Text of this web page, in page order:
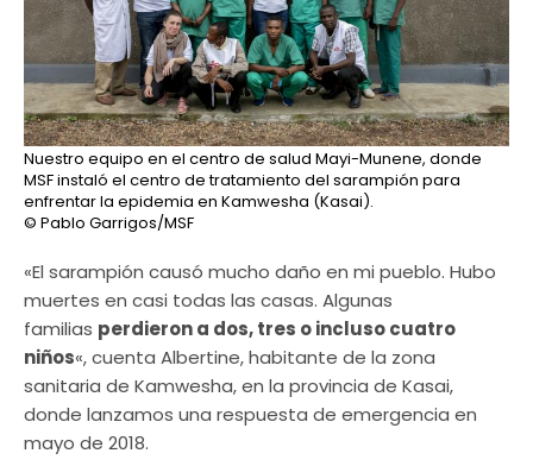
Nuestro equipo en el centro de salud Mayi-Munene, donde
MSF instaló el centro de tratamiento del sarampión para
enfrentar la epidemia en Kamwesha (Kasai).
© Pablo Garrigos/MSF
«El sarampión causó mucho daño en mi pueblo. Hubo
muertes en casi todas las casas. Algunas
familias perdieron a dos, tres o incluso cuatro
niños«, cuenta Albertine, habitante de la zona
sanitaria de Kamwesha, en la provincia de Kasai,
donde lanzamos una respuesta de emergencia en
mayo de 2018.